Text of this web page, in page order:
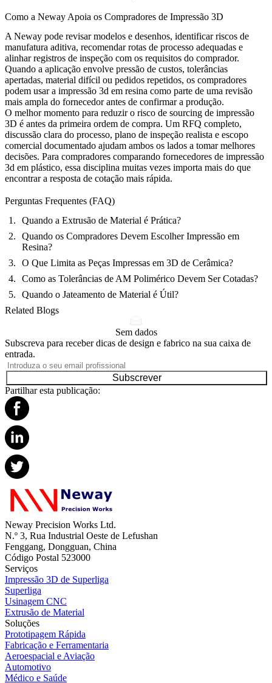
Como a Neway Apoia os Compradores de Impressão 3D
A Neway pode revisar modelos e desenhos, identificar riscos de
manufatura aditiva, recomendar rotas de processo adequadas e
alinhar registros de inspeção com os requisitos do comprador.
Quando a aplicação envolve pressão de custos, tolerâncias
apertadas, material difícil ou pedidos repetidos, os compradores
podem usar a impressão 3d em resina como parte de uma revisão
mais ampla do fornecedor antes de confirmar a produção.
O melhor momento para reduzir o risco de sourcing de impressão
3D é antes da primeira ordem de compra. Um RFQ completo,
discussão clara do processo, plano de inspeção realista e escopo
comercial documentado ajudam ambos os lados a tomar melhores
decisões. Para compradores comparando fornecedores de impressão
3d em plástico, essa disciplina muitas vezes importa mais do que
encontrar a resposta de cotação mais rápida.
Perguntas Frequentes (FAQ)
Quando a Extrusão de Material é Prática?
Quando os Compradores Devem Escolher Impressão em
Resina?
O Que Limita as Peças Impressas em 3D de Cerâmica?
Como as Tolerâncias de AM Polimérico Devem Ser Cotadas?
Quando o Jateamento de Material é Útil?
Related Blogs
Sem dados
Subscreva para receber dicas de design e fabrico na sua caixa de
entrada.
Subscrever
Partilhar esta publicação:
Neway Precision Works Ltd.
N.º 3, Rua Industrial Oeste de Lefushan
Fenggang, Dongguan, China
Código Postal 523000
Serviços
Impressão 3D de Superliga
Superliga
Usinagem CNC
Extrusão de Material
Soluções
Prototipagem Rápida
Fabricação e Ferramentaria
Aeroespacial e Aviação
Automotivo
Médico e Saúde